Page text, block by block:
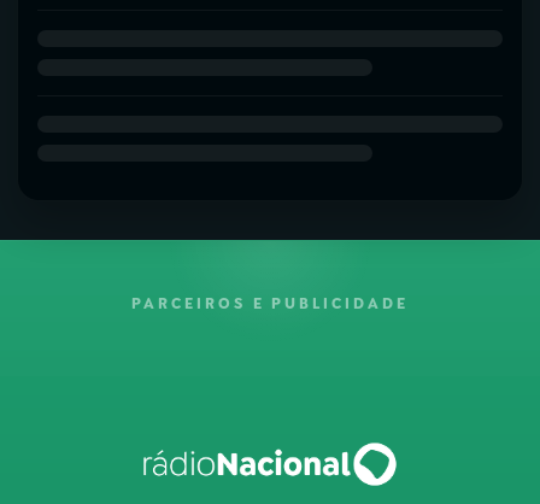
PARCEIROS E PUBLICIDADE